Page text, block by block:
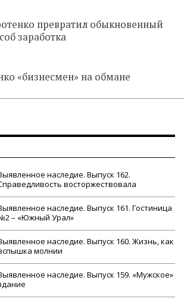
превратил обыкновенный
заработка
«бизнесмен» на обмане
наследие. Выпуск 162.
восторжествовала
наследие. Выпуск 161. Гостиница
– «Южный Урал»
наследие. Выпуск 160. Жизнь, как
молнии
наследие. Выпуск 159. «Мужское»